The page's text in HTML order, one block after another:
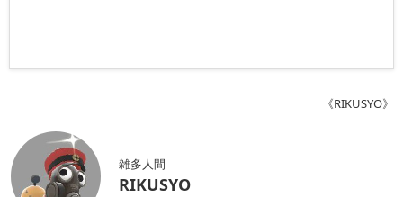
《RIKUSYO》
雑多人間
RIKUSYO